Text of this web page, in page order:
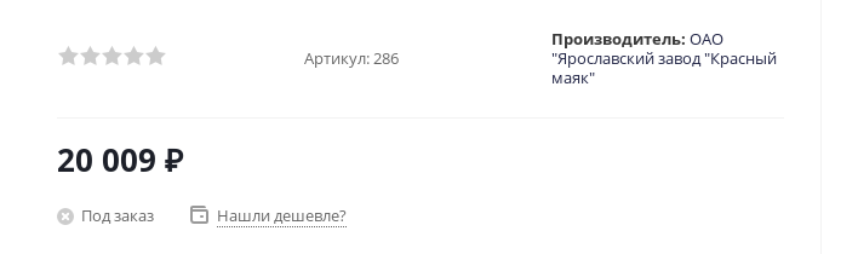
Артикул:286
Производитель: ОАО
"Ярославский завод "Красный
маяк"
20 009 ₽
Под заказ Нашли дешевле?